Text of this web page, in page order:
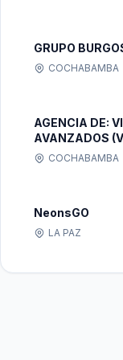
GRUPO
COCHABAMBA
AGENCIA DE:
AVANZADOS
COCHABAMBA
NeonsGO
LA PAZ